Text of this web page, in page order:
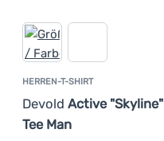
HERREN-T-SHIRT
Devold Active "Skyline"
Tee Man